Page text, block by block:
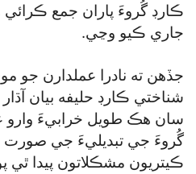
ڪارڊ گُروءَ پاران جمع ڪرائي
جاري ڪيو وڃي.
جڏهن ته نادرا عملدارن جو
شناختي ڪارڊ حليفه بيان
سان هڪ طويل خرابيءَ وارو
گُروءَ جي تبديليءَ جي
ڪيتريون مشڪلاتون پيدا ٿي